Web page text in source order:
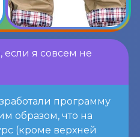
если я совсем не
программу
образом, что на
(кроме верхней